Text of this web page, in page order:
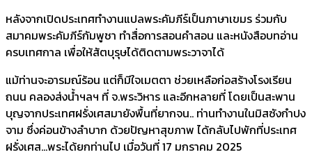
หลังจากเปิดประเทศทำงานแปลพระคัมภีร์เป็นภาษาเขมร ร่วมกับ
สมาคมพระคัมภีร์กัมพูชา ทำสื่อการสอนคำสอน และหนังสือบทอ่าน
ครบเทศกาล เพื่อให้สัตบุรุษได้ติดตามพระวาจาได้
แม้ท่านจะอารมณ์ร้อน แต่ก็มีใจเมตตา ช่วยเหลือก่อสร้างโรงเรียน
ถนน คลองส่งน้ำฯลฯ ที่ จ.พระวิหาร และอีกหลายที่ โดยเป็นสะพาน
บุญจากประเทศฝรั่งเศสมายังพื้นที่ยากจน.. ท่านทำงานในมิสซังกำปง
จาม ซึ่งค่อนข้างลำบาก ด้วยปัญหาสุขภาพ ได้กลับไปพักที่ประเทศ
ฝรั่งเศส…พระได้ยกท่านไป เมื่อวันที่ 17 มกราคม 2025